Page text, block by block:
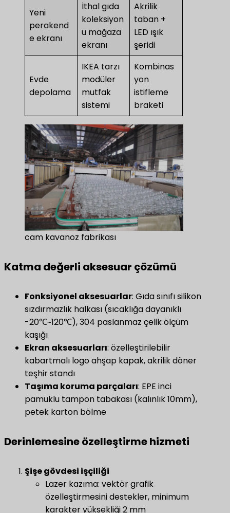
Yeni
perakend
e ekranı
İthal gıda
koleksiyon
u mağaza
ekranı
Akrilik
taban +
LED ışık
şeridi
Evde
depolama
IKEA tarzı
modüler
mutfak
sistemi
Kombinas
yon
istifleme
braketi
cam kavanoz fabrikası
Katma değerli aksesuar çözümü
​Fonksiyonel aksesuarlar​​: Gıda sınıfı silikon
sızdırmazlık halkası (sıcaklığa dayanıklı
-20℃~120℃), 304 paslanmaz çelik ölçüm
kaşığı
​Ekran aksesuarları​: özelleştirilebilir
kabartmalı logo ahşap kapak, akrilik döner
teşhir standı
​Taşıma koruma parçaları​​: EPE inci
pamuklu tampon tabakası (kalınlık 10mm),
petek karton bölme
Derinlemesine özelleştirme hizmeti
Şişe gövdesi işçiliği
Lazer kazıma: vektör grafik
özelleştirmesini destekler, minimum
karakter yüksekliği 2 mm